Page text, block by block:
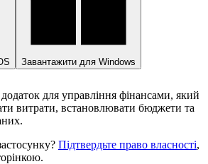
Завантажити для Windows
для управління фінансами, який
витрати, встановлювати бюджети та
Підтвердьте право власності,